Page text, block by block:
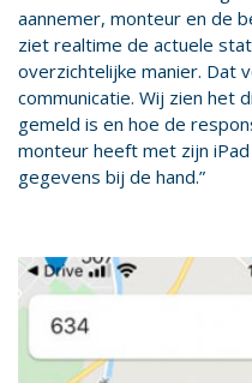
aannemer, monteur en de
ziet realtime de actuele
overzichtelijke manier. Dat
communicatie. Wij zien het
gemeld is en hoe de
monteur heeft met zijn
gegevens bij de hand.”